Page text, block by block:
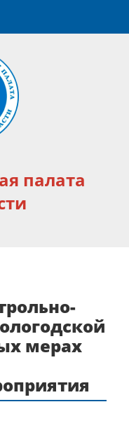
палата
мерах